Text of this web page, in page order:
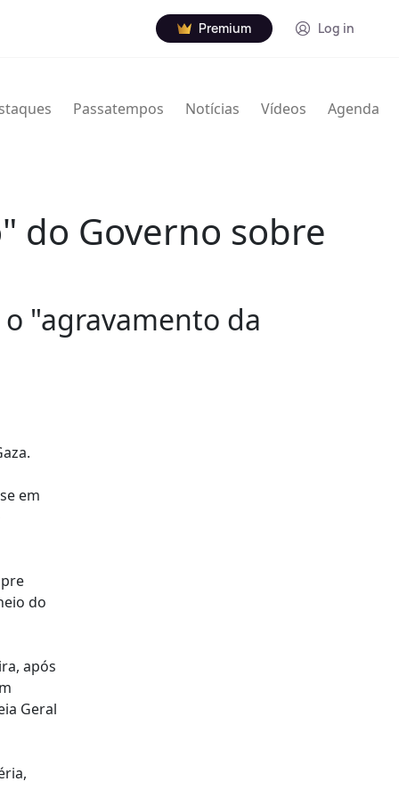
Premium Log in
Passatempos Notícias Vídeos Agenda
do Governo sobre
"agravamento da
em
do
após
Geral